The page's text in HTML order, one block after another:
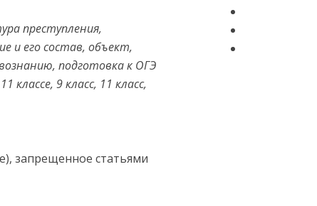
преступления,
и его состав, объект,
подготовка к ОГЭ
9 класс, 11 класс,
запрещенное статьями